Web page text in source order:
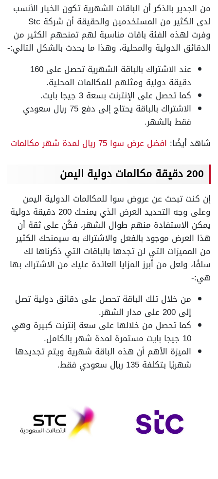
من الجدير بالذكر أن الباقات الشهرية تكون الخيار الأنسب
لدى الكثير من المستخدمين والحقيقة أن شركة Stc
وفرت لهذه الفئة باقات مناسبة لهم تمنحهم الكثير من
الدقائق الدولية والمحلية، وهذا ما يحدث بالشكل التالي:-
عند الاشتراك بالباقة الشهرية تحصل على 160
دقيقة دولية ومثلهم للمكالمات المحلية.
كما تحصل على الإنترنت بسعة 3 جيجا بايت.
الاشتراك بالباقة يحتاج إلى دفع 75 ريال سعودي
فقط بالشهر.
شاهد أيضًا: افضل عرض سوا 75 ريال لمدة شهر مكالمات
200 دقيقة مكالمات دولية اليمن
إن كنت تبحث عن عروض سوا للمكالمات الدولية اليمن
وعلى وجه التحديد العرض الذي يمنحك 200 دقيقة دولية
يمكن الاستفادة منهم طوال الشهر، فكُن على ثقة أن
هذا العرض موجود بالفعل والاشتراك به سيمنحك الكثير
من المميزات التي لن تجدها بالباقات التي ذكرناها لك
سلفًا، ولعل من أبرز المزايا العائدة عليك من الاشتراك بها
هي:-
من خلال تلك الباقة تحصل على دقائق دولية تصل
إلى 200 على مدار الشهر.
كما تحصل من خلالها على سعة إنترنت كبيرة وهي
10 جيجا بايت مستمرة لمدة شهر بالكامل.
الميزة الأهم أن هذه الباقة شهرية ويتم تجديدها
شهريًا بتكلفة 135 ريال سعودي فقط.